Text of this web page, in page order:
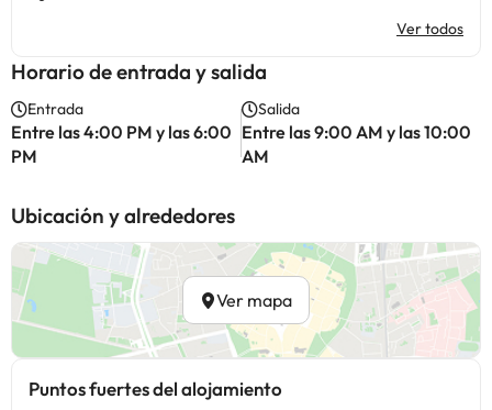
Ver todos
Horario de entrada y salida
Entrada
Entre las 4:00 PM y las 6:00
PM
Salida
Entre las 9:00 AM y las 10:00
AM
Ubicación y alrededores
Ver mapa
Puntos fuertes del alojamiento